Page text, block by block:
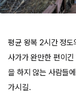
평균 왕복 2시간 정도
사가가 완만한 편이
을 하지 않는 사람들
가시길.